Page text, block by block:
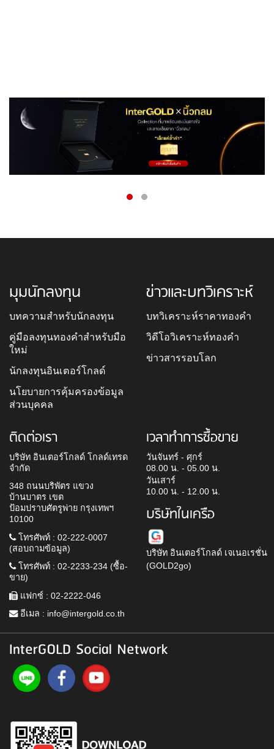
มุมนักลงทุน
บทความสำหรับนักลงทุน
คู่มือลงทุนทองคำสำหรับมือ
ใหม่
นักลงทุนอินเตอร์โกลด์
นโยบายการคุ้มครองข้อมูล
ส่วนบุคคล
ข่าวและบทวิเคราะห์
บทวิเคราะห์ราคาทองคำ
วิดีโอวิเคราะห์ทองคำ
ข่าวสารรอบโลก
ติดต่อเรา
บริษัท อินเตอร์โกลด์ โกลด์เทรด
จำกัด
348 ถนนบริพัตร แขวง
บ้านบาตร เขต
ป้อมปราบศัตรูพ่าย กรุงเทพฯ
10100
โทรศัพท์ : 02-222-0007
(สอบถามข้อมูล)
โทรศัพท์ : 02-2233-234 (ซื้อ-
ขาย)
แฟกซ์ : 02-2222-046
อีเมล : info@intergold.co.th
เวลาทำการซื้อขาย
วันจันทร์ - ศุกร์
08.00 น. - 05.00 น.
วันเสาร์
10.00 น. - 12.00 น.
บริษัทในเครือ
บริษัท อินเตอร์โกลด์ เจเนอเรชั่น
(GOLD2go)
InterGOLD Social Network